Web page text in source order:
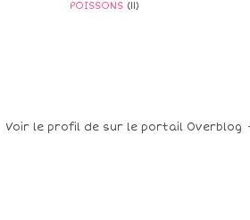
POISSONS (11)
Voir le profil de sur le portail Overblog